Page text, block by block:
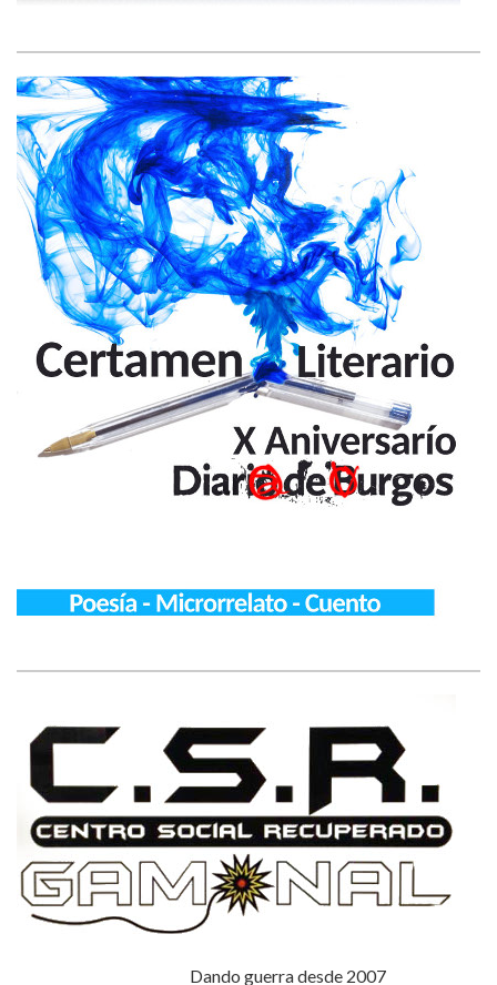
Dando guerra desde 2007